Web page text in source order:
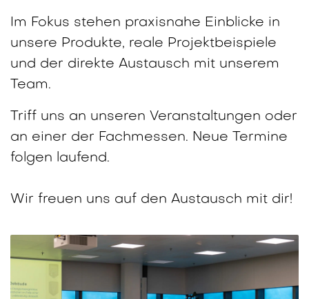
Im Fokus stehen praxisnahe Einblicke in
unsere Produkte, reale Projektbeispiele
und der direkte Austausch mit unserem
Team.
Triff uns an unseren Veranstaltungen oder
an einer der Fachmessen. Neue Termine
folgen laufend.
Wir freuen uns auf den Austausch mit dir!